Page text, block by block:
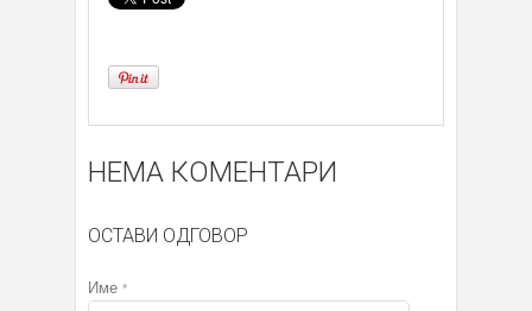
НЕМА КОМЕНТАРИ
ОСТАВИ ОДГОВОР
Име *